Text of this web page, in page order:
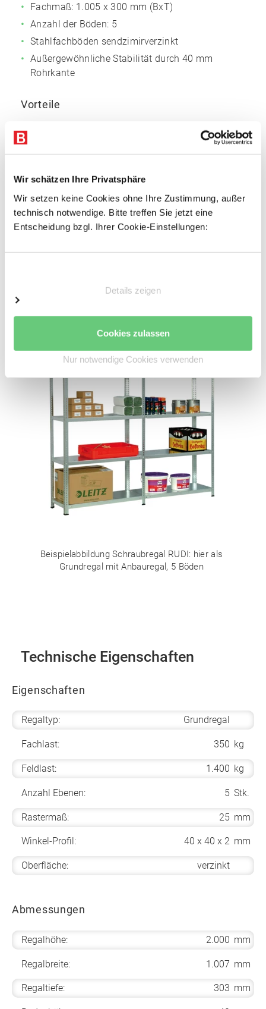
Wir schätzen Ihre Privatsphäre
Wir setzen keine Cookies ohne Ihre Zustimmung, außer
technisch notwendige. Bitte treffen Sie jetzt eine
Entscheidung bzgl. Ihrer Cookie-Einstellungen:
Details zeigen
Cookies zulassen
Nur notwendige Cookies verwenden
Fachmaß: 1.005 x 300 mm (BxT)
Anzahl der Böden: 5
Stahlfachböden sendzimirverzinkt
Außergewöhnliche Stabilität durch 40 mm
Rohrkante
Vorteile
Schraubsystem mit breiter Funktionalität
Einfache Montage
Sie können dieses Regal im Laufe der
müssen nicht komplett neu kaufen. Dank
Beispielabbildung Schraubregal RUDI: hier als
Grundregal mit Anbauregal, 5 Böden
Technische Eigenschaften
Eigenschaften
Regaltyp: Grundregal
Fachlast: 350 kg
Feldlast: 1.400 kg
Anzahl Ebenen: 5 Stk.
Rastermaß: 25 mm
Winkel-Profil: 40 x 40 x 2 mm
Oberfläche: verzinkt
Abmessungen
Regalhöhe: 2.000 mm
Regalbreite: 1.007 mm
Regaltiefe: 303 mm